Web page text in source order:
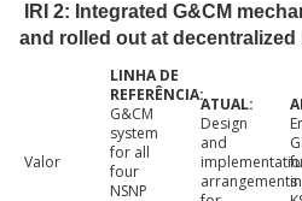
IRI 2: Integrated G&CM
and rolled out at decentralized
Valor
G&CM
system
for all
four
NSNP
Design
and
arrangements